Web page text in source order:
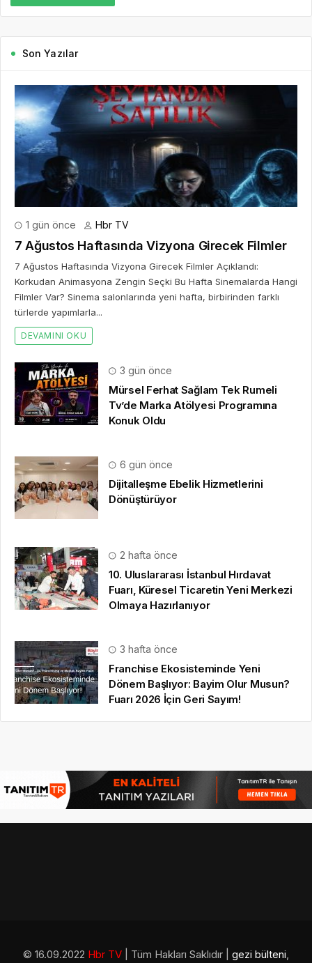
Son Yazılar
1 gün önce Hbr TV
7 Ağustos Haftasında Vizyona Girecek Filmler
7 Ağustos Haftasında Vizyona Girecek Filmler Açıklandı:
Korkudan Animasyona Zengin Seçki Bu Hafta Sinemalarda Hangi
Filmler Var? Sinema salonlarında yeni hafta, birbirinden farklı
türlerde yapımlarla...
DEVAMINI OKU
3 gün önce
Mürsel Ferhat Sağlam Tek Rumeli
Tv’de Marka Atölyesi Programına
Konuk Oldu
6 gün önce
Dijitalleşme Ebelik Hizmetlerini
Dönüştürüyor
2 hafta önce
10. Uluslararası İstanbul Hırdavat
Fuarı, Küresel Ticaretin Yeni Merkezi
Olmaya Hazırlanıyor
3 hafta önce
Franchise Ekosisteminde Yeni
Dönem Başlıyor: Bayim Olur Musun?
Fuarı 2026 İçin Geri Sayım!
© 16.09.2022 Hbr TV | Tüm Hakları Saklıdır | gezi bülteni,